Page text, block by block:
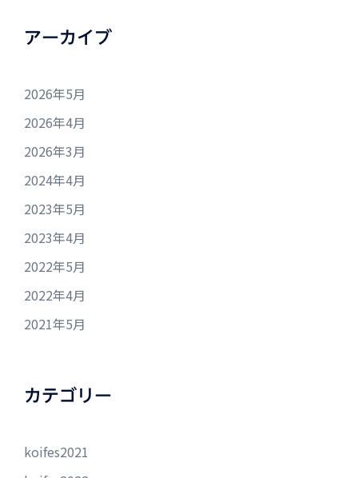
アーカイブ
2026年5月
2026年4月
2026年3月
2024年4月
2023年5月
2023年4月
2022年5月
2022年4月
2021年5月
カテゴリー
koifes2021